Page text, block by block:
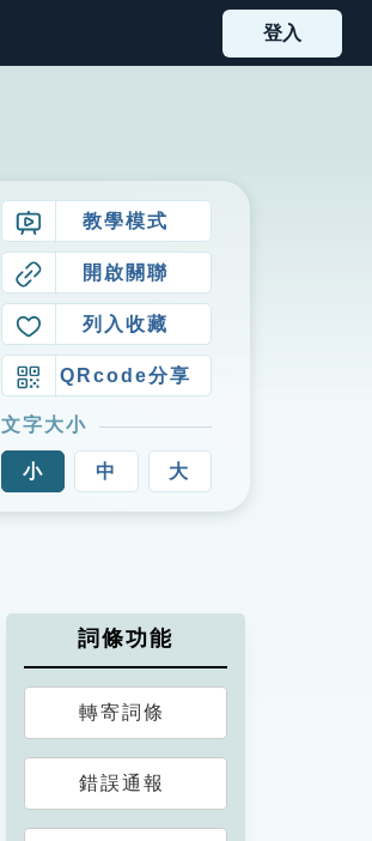
登入
教學模式
開啟關聯
列入收藏
QRcode分享
文字大小
小 中 大
詞條功能
轉寄詞條
錯誤通報